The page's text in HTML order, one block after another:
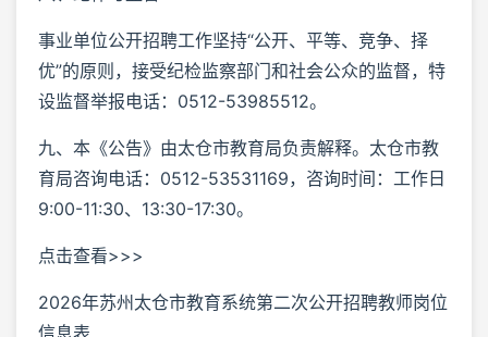
事业单位公开招聘工作坚持“公开、平等、竞争、择
优”的原则，接受纪检监察部门和社会公众的监督，特
设监督举报电话：0512-53985512。
九、本《公告》由太仓市教育局负责解释。太仓市教
育局咨询电话：0512-53531169，咨询时间：工作日
9:00-11:30、13:30-17:30。
点击查看>>>
2026年苏州太仓市教育系统第二次公开招聘教师岗位
信息表